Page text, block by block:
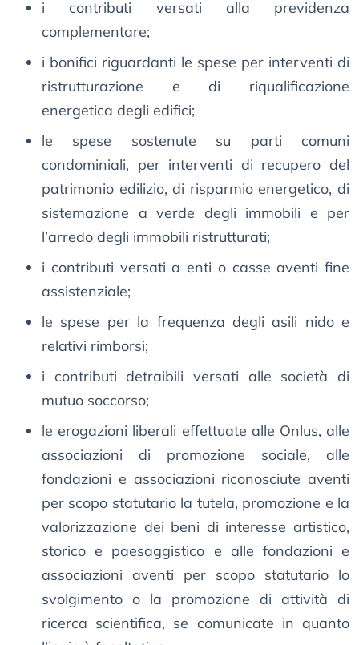
i contributi versati alla previdenza
complementare;
i bonifici riguardanti le spese per interventi di
ristrutturazione e di riqualificazione
energetica degli edifici;
le spese sostenute su parti comuni
condominiali, per interventi di recupero del
patrimonio edilizio, di risparmio energetico, di
sistemazione a verde degli immobili e per
l’arredo degli immobili ristrutturati;
i contributi versati a enti o casse aventi fine
assistenziale;
le spese per la frequenza degli asili nido e
relativi rimborsi;
i contributi detraibili versati alle società di
mutuo soccorso;
le erogazioni liberali effettuate alle Onlus, alle
associazioni di promozione sociale, alle
fondazioni e associazioni riconosciute aventi
per scopo statutario la tutela, promozione e la
valorizzazione dei beni di interesse artistico,
storico e paesaggistico e alle fondazioni e
associazioni aventi per scopo statutario lo
svolgimento o la promozione di attività di
ricerca scientifica, se comunicate in quanto